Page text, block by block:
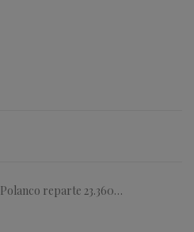
Polanco reparte 23.360…